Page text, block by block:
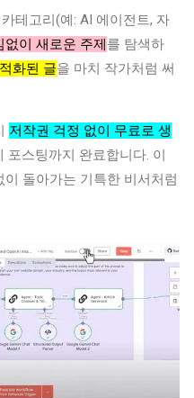
테고리(예: AI 에이전트, 자
없이 새로운 주제를 탐색하
화된 글을 마치 작가처럼 써
저작권 걱정 없이 무료로 생
포스팅까지 완료합니다. 이
돌아가는 기특한 비서처럼